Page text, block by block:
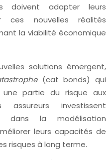
doivent adapter leurs
ces nouvelles réalités
la viabilité économique
solutions émergent,
(cat bonds) qui
partie du risque aux
assureurs investissent
dans la modélisation
leurs capacités de
risques à long terme.